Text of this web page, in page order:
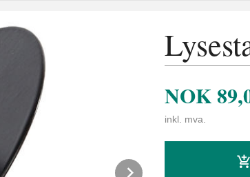
NOK
inkl. mva.